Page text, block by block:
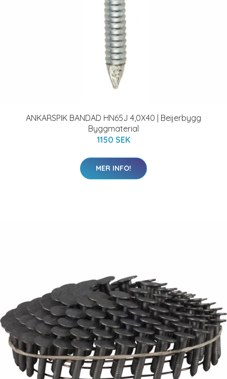
ANKARSPIK BANDAD HN65J 4,0X40 | Beijerbygg
Byggmaterial
1150 SEK
MER INFO!